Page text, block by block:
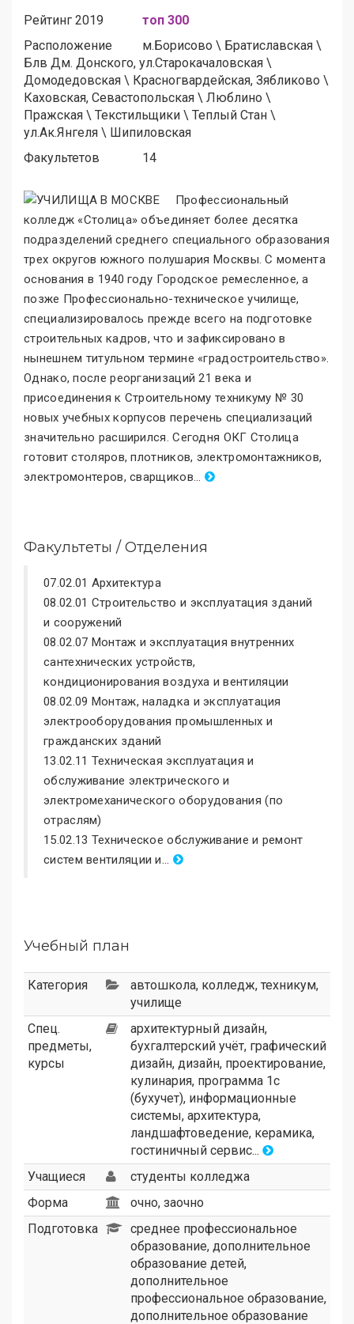
Рейтинг 2019
топ 300
Расположение
м.Борисово \ Братиславская \
Блв Дм. Донского, ул.Старокачаловская \
Домодедовская \ Красногвардейская, Зябликово \
Каховская, Севастопольская \ Люблино \
Пражская \ Текстильщики \ Теплый Стан \
ул.Ак.Янгеля \ Шипиловская
Факультетов
14
Профессиональный
колледж «Столица» объединяет более десятка
подразделений среднего специального образования
трех округов южного полушария Москвы. С момента
основания в 1940 году Городское ремесленное, а
позже Профессионально-техническое училище,
специализировалось прежде всего на подготовке
строительных кадров, что и зафиксировано в
нынешнем титульном термине «градостроительство».
Однако, после реорганизаций 21 века и
присоединения к Строительному техникуму № 30
новых учебных корпусов перечень специализаций
значительно расширился. Сегодня ОКГ Столица
готовит столяров, плотников, электромонтажников,
электромонтеров, сварщиков...
Факультеты / Отделения
07.02.01 Архитектура
08.02.01 Строительство и эксплуатация зданий
и сооружений
08.02.07 Монтаж и эксплуатация внутренних
сантехнических устройств,
кондиционирования воздуха и вентиляции
08.02.09 Монтаж, наладка и эксплуатация
электрооборудования промышленных и
гражданских зданий
13.02.11 Техническая эксплуатация и
обслуживание электрического и
электромеханического оборудования (по
отраслям)
15.02.13 Техническое обслуживание и ремонт
систем вентиляции и...
Учебный план
Категория автошкола, колледж, техникум,
училище
Спец.
предметы,
курсы
архитектурный дизайн,
бухгалтерский учёт, графический
дизайн, дизайн, проектирование,
кулинария, программа 1с
(бухучет), информационные
системы, архитектура,
ландшафтоведение, керамика,
гостиничный сервис...
Учащиеся
студенты колледжа
Форма
очно, заочно
Подготовка
среднее профессиональное
образование, дополнительное
образование детей,
дополнительное
профессиональное образование,
дополнительное образование